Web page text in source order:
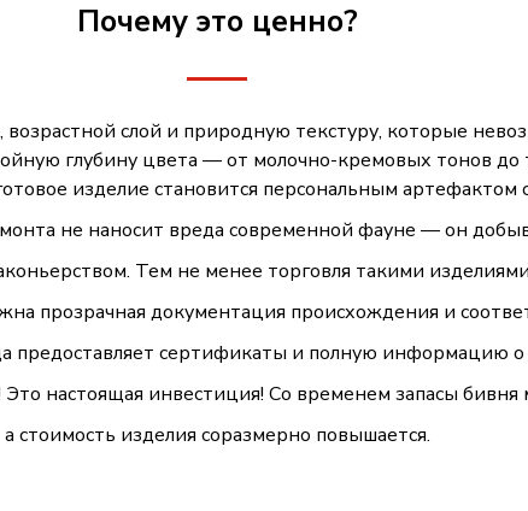
Почему это ценно?
слой и природную текстуру, которые
глубину цвета — от молочно-кремовых тонов
изделие становится персональным
не наносит вреда современной фауне — он
Тем не менее торговля такими
прозрачная документация происхождения и
предоставляет сертификаты и полную информацию
настоящая инвестиция! Со временем запасы
а стоимость изделия соразмерно повышается.